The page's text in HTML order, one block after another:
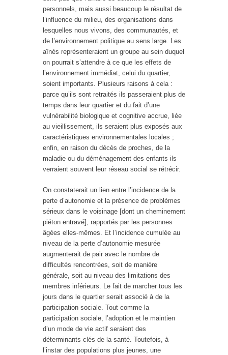
personnels, mais aussi beaucoup le résultat de
l’influence du milieu, des organisations dans
lesquelles nous vivons, des communautés, et
de l’environnement politique au sens large. Les
aînés représenteraient un groupe au sein duquel
on pourrait s’attendre à ce que les effets de
l’environnement immédiat, celui du quartier,
soient importants. Plusieurs raisons à cela :
parce qu’ils sont retraités ils passeraient plus de
temps dans leur quartier et du fait d’une
vulnérabilité biologique et cognitive accrue, liée
au vieillissement, ils seraient plus exposés aux
caractéristiques environnementales locales ;
enfin, en raison du décès de proches, de la
maladie ou du déménagement des enfants ils
verraient souvent leur réseau social se rétrécir.
On constaterait un lien entre l’incidence de la
perte d’autonomie et la présence de problèmes
sérieux dans le voisinage [dont un cheminement
piéton entravé], rapportés par les personnes
âgées elles-mêmes. Et l’incidence cumulée au
niveau de la perte d’autonomie mesurée
augmenterait de pair avec le nombre de
difficultés rencontrées, soit de manière
générale, soit au niveau des limitations des
membres inférieurs. Le fait de marcher tous les
jours dans le quartier serait associé à de la
participation sociale. Tout comme la
participation sociale, l’adoption et le maintien
d’un mode de vie actif seraient des
déterminants clés de la santé. Toutefois, à
l’instar des populations plus jeunes, une